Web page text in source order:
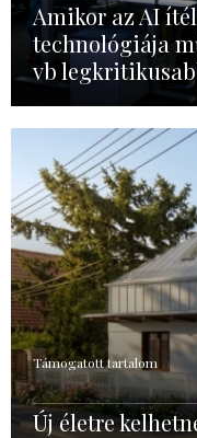
Amikor az AI
technológiája
vb
Támogatott tartalom
Új életre